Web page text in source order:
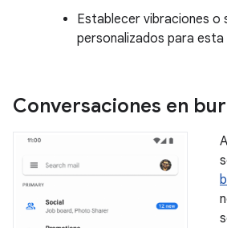
Establecer vibraciones o
personalizados para
Conversaciones en